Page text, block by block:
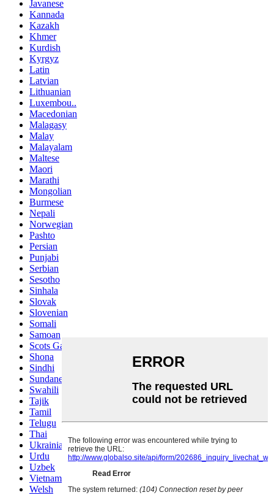
Javanese
Kannada
Kazakh
Khmer
Kurdish
Kyrgyz
Latin
Latvian
Lithuanian
Luxembou..
Macedonian
Malagasy
Malay
Malayalam
Maltese
Maori
Marathi
Mongolian
Burmese
Nepali
Norwegian
Pashto
Persian
Punjabi
Serbian
Sesotho
Sinhala
Slovak
Slovenian
Somali
Samoan
Scots Gaelic
Shona
Sindhi
Sundanese
Swahili
Tajik
Tamil
Telugu
Thai
Ukrainian
Urdu
Uzbek
Vietnamese
Welsh